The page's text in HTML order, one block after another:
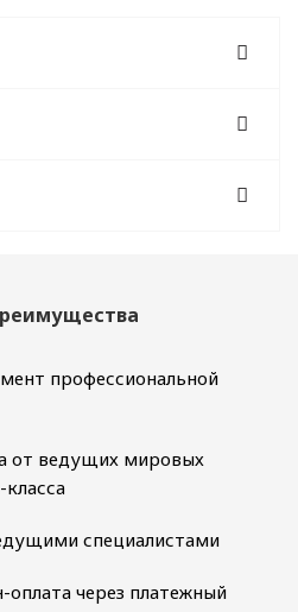
профессиональной
от ведущих мировых
специалистами
оплата через платежный